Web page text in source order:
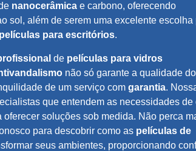
nanocerâmica e carbono, oferecendo
sol, além de serem uma excelente escolha
películas para escritórios.
de películas para vidros
não só garante a qualidade do
de um serviço com garantia.
que entendem as necessidades de
oferecer soluções sob medida. Não perca
para descobrir como as películas de
seus ambientes, proporcionando